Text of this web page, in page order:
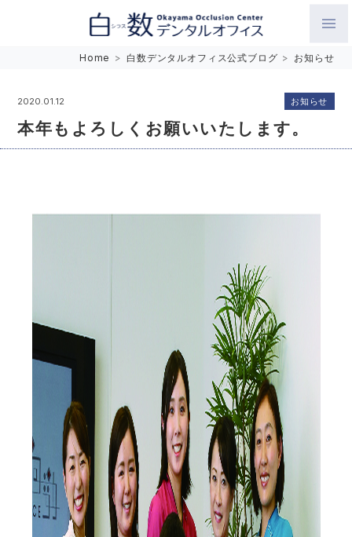
Home > 白数デンタルオフィス公式ブログ > お知らせ
2020.01.12
本年もよろしくお願いいたします。
お知らせ